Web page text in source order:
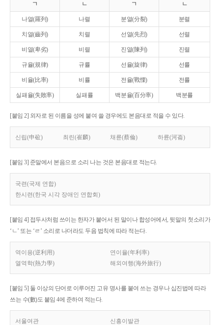
ㄱ ㄴ ㄱ ㄴ
나열(羅列) 나렬 분열(分裂) 분렬
치열(齒列) 치렬 선열(先烈) 선렬
비열(卑劣) 비렬 진열(陳列) 진렬
규율(規律) 규률 선율(旋律) 선률
비율(比率) 비률 전율(戰慄) 전률
실패율(失敗率) 실패률 백분율(百分率) 백분률
[붙임 2] 외자로 된 이름을 성에 붙여 쓸 경우에도 본음대로 적을 수 있다.
신립(申砬) 최린(崔麟) 채륜(蔡倫) 하륜(河崙)
[붙임 3] 준말에서 본음으로 소리 나는 것은 본음대로 적는다.
국련(국제 연합)
한시련(한국 시각 장애인 연합회)
[붙임 4] 접두사처럼 쓰이는 한자가 붙어서 된 말이나 합성어에서, 뒷말의 첫소리가
‘ㄴ’ 또는 ‘ㄹ’ 소리로 나더라도 두음 법칙에 따라 적는다.
역이용(逆利用)
연이율(年利率)
열역학(熱力學)
해외여행(海外旅行)
[붙임 5] 둘 이상의 단어로 이루어진 고유 명사를 붙여 쓰는 경우나 십진법에 따라
쓰는 수(數)도 붙임 4에 준하여 적는다.
서울여관 신흥이발관